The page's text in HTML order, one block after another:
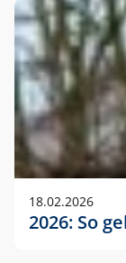
18.02.2026
2026: So